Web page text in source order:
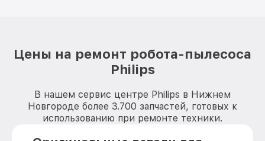
Цены на ремонт робота-пылесоса
Philips
В нашем сервис центре Philips в Нижнем
Новгороде более 3.700 запчастей, готовых к
использованию при ремонте техники.